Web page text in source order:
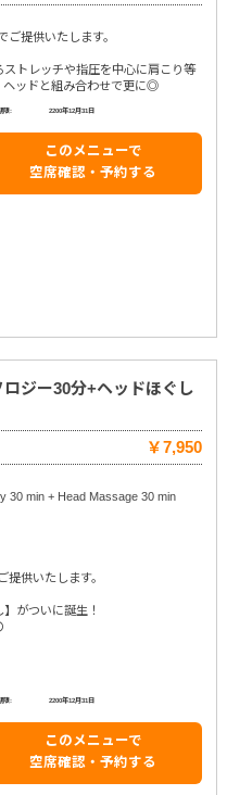
提供いたします。
トレッチや指圧を中心に肩こり等
ヘッドと組み合わせで更に◎
限: 2200年12月31日
このメニューで
空席確認・予約する
ジー30分+ヘッドほぐし
￥7,950
30 min + Head Massage 30 min
供いたします。
がついに誕生！
限: 2200年12月31日
このメニューで
空席確認・予約する